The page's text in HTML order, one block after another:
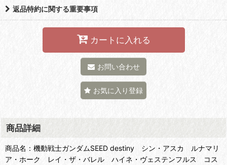
返品特約に関する重要事項
カートに入れる
お問い合わせ
お気に入り登録
商品詳細
商品名：機動戦士ガンダムSEED destiny シン・アスカ ルナマリ
ア・ホーク レイ・ザ・バレル ハイネ・ヴェステンフルス コス